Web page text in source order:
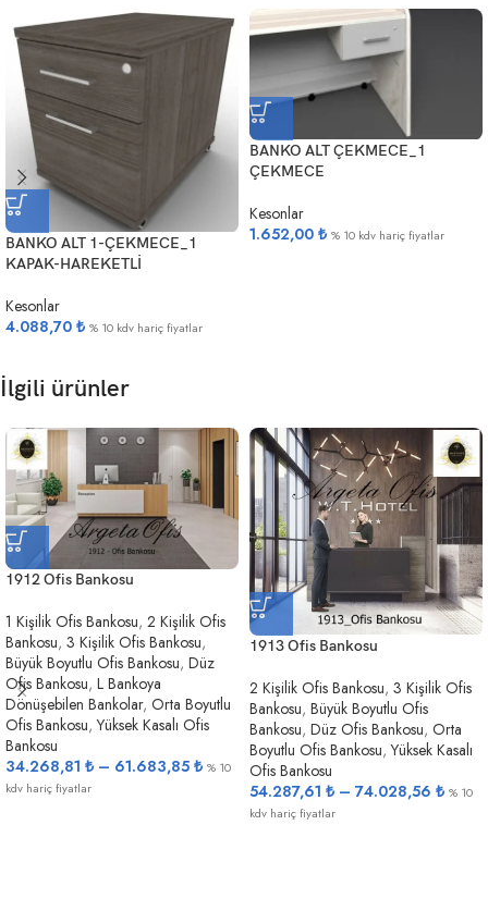
BANKO ALT 1-ÇEKMECE_1
KAPAK-HAREKETLİ
Kesonlar
4.088,70 ₺ % 10 kdv hariç fiyatlar
BANKO ALT ÇEKMECE_1
ÇEKMECE
Kesonlar
1.652,00 ₺ % 10 kdv hariç fiyatlar
İlgili ürünler
1912 Ofis Bankosu
1 Kişilik Ofis Bankosu, 2 Kişilik Ofis
Bankosu, 3 Kişilik Ofis Bankosu,
Büyük Boyutlu Ofis Bankosu, Düz
Ofis Bankosu, L Bankoya
Dönüşebilen Bankolar, Orta Boyutlu
Ofis Bankosu, Yüksek Kasalı Ofis
Bankosu
34.268,81 ₺ – 61.683,85 ₺ % 10
kdv hariç fiyatlar
1913 Ofis Bankosu
2 Kişilik Ofis Bankosu, 3 Kişilik Ofis
Bankosu, Büyük Boyutlu Ofis
Bankosu, Düz Ofis Bankosu, Orta
Boyutlu Ofis Bankosu, Yüksek Kasalı
Ofis Bankosu
54.287,61 ₺ – 74.028,56 ₺ % 10
kdv hariç fiyatlar